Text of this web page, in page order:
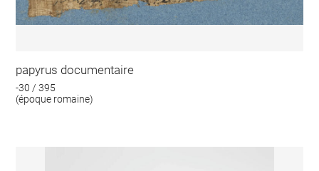
papyrus documentaire
-30 / 395
(époque romaine)